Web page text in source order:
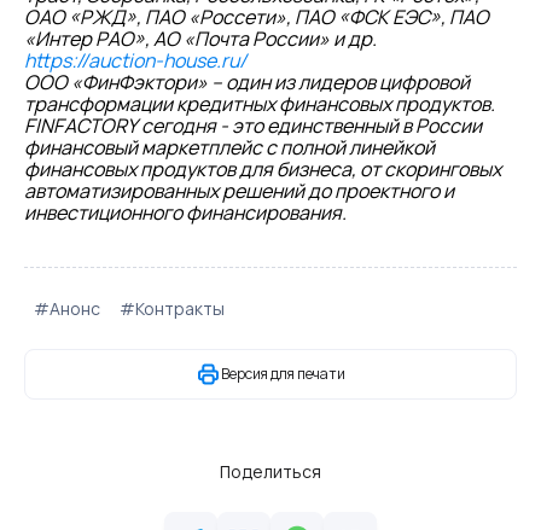
ОАО «РЖД», ПАО «Россети», ПАО «ФСК ЕЭС», ПАО
«Интер РАО», АО «Почта России» и др.
https://auction-house.ru/
ООО «ФинФэктори» – один из лидеров цифровой
трансформации кредитных финансовых продуктов.
FINFACTORY сегодня - это единственный в России
финансовый маркетплейс с полной линейкой
финансовых продуктов для бизнеса, от скоринговых
автоматизированных решений до проектного и
инвестиционного финансирования.
#Анонс #Контракты
Версия для печати
Поделиться